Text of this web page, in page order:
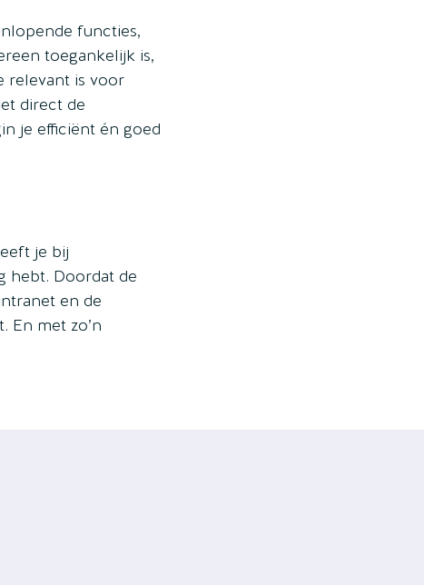
functies,
toegankelijk is,
relevant is voor
direct de
je efficiënt én goed
je bij
hebt. Doordat de
en de
En met zo’n